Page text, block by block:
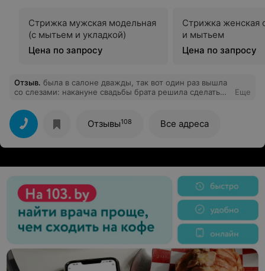
Стрижка мужская модельная
(с мытьем и укладкой)
Цена по запросу
Стрижка женская
и мытьем
Цена по запросу
Отзыв. была в салоне дважды, так вот один раз вышла
со слезами: накануне свадьбы брата решила сделать
мастеру какую челку хочу - в результате мне ТУПО
обстригли волосы !!! я не хочу наговаривать на весь
салон, но как есть так есть...
Еще
Отзывы108 Все адреса